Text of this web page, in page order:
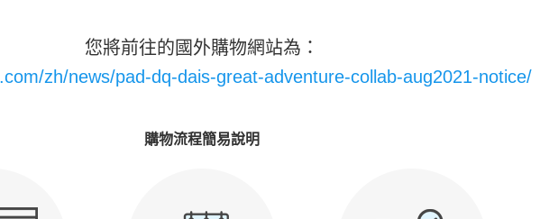
您將前往的國外購物網站為：
zh/news/pad-dq-dais-great-adventure-collab-aug2021-notice/
購物流程簡易說明